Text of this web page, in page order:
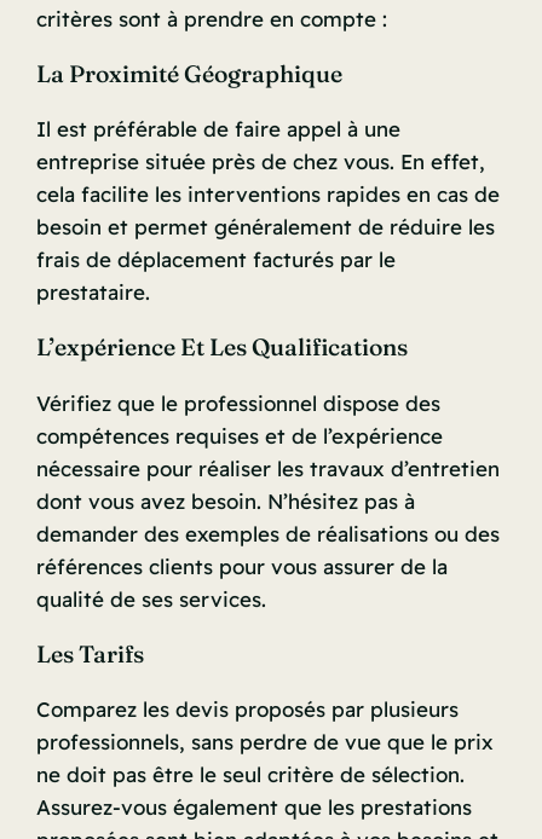
critères sont à prendre en compte :
La Proximité Géographique
Il est préférable de faire appel à une
entreprise située près de chez vous. En effet,
cela facilite les interventions rapides en cas de
besoin et permet généralement de réduire les
frais de déplacement facturés par le
prestataire.
L’expérience Et Les Qualifications
Vérifiez que le professionnel dispose des
compétences requises et de l’expérience
nécessaire pour réaliser les travaux d’entretien
dont vous avez besoin. N’hésitez pas à
demander des exemples de réalisations ou des
références clients pour vous assurer de la
qualité de ses services.
Les Tarifs
Comparez les devis proposés par plusieurs
professionnels, sans perdre de vue que le prix
ne doit pas être le seul critère de sélection.
Assurez-vous également que les prestations